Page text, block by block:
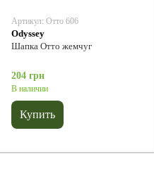
Артикул: Отто 606
Odyssey
Шапка Отто жемчуг
204 грн
В наличии
Купить